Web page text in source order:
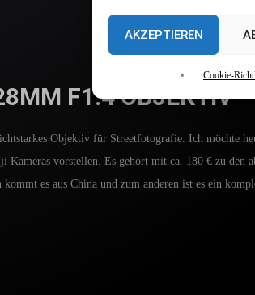
AKZEPTIEREN
Cookie-
F1.4 OBJEKTIV –
Objektiv für Streetfotografie. Ich möchte
vorstellen. Es gehört mit ca. 180 € zu den
es aus China und zum anderen ist es ein